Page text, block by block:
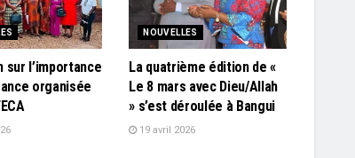
sur l’importance
organisée
NOUVELLES
La quatrième édition de «
Le 8 mars avec Dieu/Allah
» s’est déroulée à Bangui
19 avril 2026